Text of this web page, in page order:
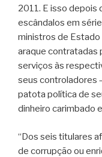
2011. E isso depois
escândalos em
ministros de Estado
araque contratadas
serviços às
seus controladores
patota política de
dinheiro carimbado
“Dos seis titulares
de corrupção ou